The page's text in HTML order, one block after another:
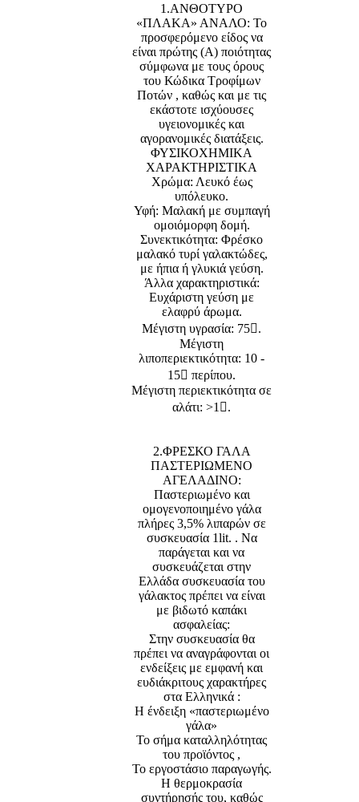
1.ΑΝΘΟΤΥΡΟ
«ΠΛΑΚΑ» ΑΝΑΛΟ: Το
προσφερόμενο είδος να
είναι πρώτης (Α) ποιότητας
σύμφωνα με τους όρους
του Κώδικα Τροφίμων
Ποτών , καθώς και με τις
εκάστοτε ισχύουσες
υγειονομικές και
αγορανομικές διατάξεις.
ΦΥΣΙΚΟΧΗΜΙΚΑ
ΧΑΡΑΚΤΗΡΙΣΤΙΚΑ
Χρώμα: Λευκό έως
υπόλευκο.
Υφή: Μαλακή με συμπαγή
ομοιόμορφη δομή.
Συνεκτικότητα: Φρέσκο
μαλακό τυρί γαλακτώδες,
με ήπια ή γλυκιά γεύση.
Άλλα χαρακτηριστικά:
Ευχάριστη γεύση με
ελαφρύ άρωμα.
Μέγιστη υγρασία: 75.
Μέγιστη
λιποπεριεκτικότητα: 10 -
15 περίπου.
Μέγιστη περιεκτικότητα σε
αλάτι: >1.
2.ΦΡΕΣΚΟ ΓΑΛΑ
ΠΑΣΤΕΡΙΩΜΕΝΟ
ΑΓΕΛΑΔΙΝΟ:
Παστεριωμένο και
ομογενοποιημένο γάλα
πλήρες 3,5% λιπαρών σε
συσκευασία 1lit. . Να
παράγεται και να
συσκευάζεται στην
Ελλάδα συσκευασία του
γάλακτος πρέπει να είναι
με βιδωτό καπάκι
ασφαλείας:
Στην συσκευασία θα
πρέπει να αναγράφονται οι
ενδείξεις με εμφανή και
ευδιάκριτους χαρακτήρες
στα Ελληνικά :
Η ένδειξη «παστεριωμένο
γάλα»
Το σήμα καταλληλότητας
του προϊόντος ,
Το εργοστάσιο παραγωγής.
Η θερμοκρασία
συντήρησής του, καθώς